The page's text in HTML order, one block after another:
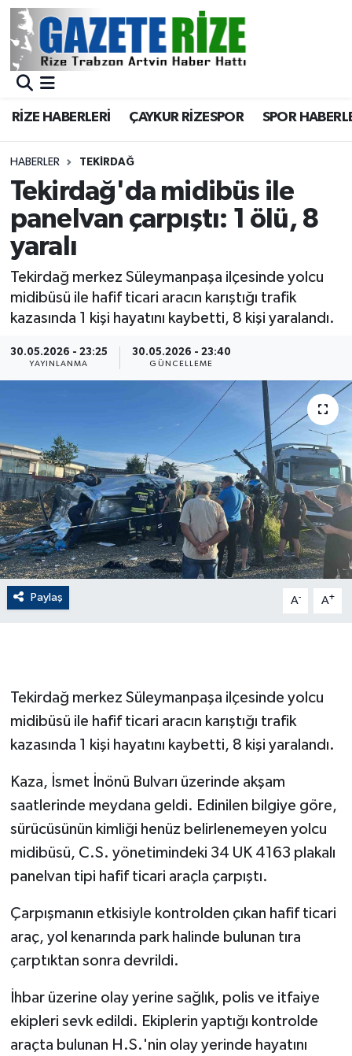
RİZE HABERLERİ ÇAYKUR RİZESPOR SPOR
HABERLER TEKIRDAĞ
Tekirdağ'da midibüs ile
panelvan çarpıştı: 1 ölü, 8
yaralı
Tekirdağ merkez Süleymanpaşa ilçesinde yolcu
midibüsü ile hafif ticari aracın karıştığı trafik
kazasında 1 kişi hayatını kaybetti, 8 kişi yaralandı.
30.05.2026 - 23:25
YAYINLANMA
30.05.2026 - 23:40
GÜNCELLEME
Paylaş A- A+
Tekirdağ merkez Süleymanpaşa ilçesinde yolcu
midibüsü ile hafif ticari aracın karıştığı trafik
kazasında 1 kişi hayatını kaybetti, 8 kişi yaralandı.
Kaza, İsmet İnönü Bulvarı üzerinde akşam
saatlerinde meydana geldi. Edinilen bilgiye göre,
sürücüsünün kimliği henüz belirlenemeyen yolcu
midibüsü, C.S. yönetimindeki 34 UK 4163 plakalı
panelvan tipi hafif ticari araçla çarpıştı.
Çarpışmanın etkisiyle kontrolden çıkan hafif ticari
araç, yol kenarında park halinde bulunan tıra
çarptıktan sonra devrildi.
İhbar üzerine olay yerine sağlık, polis ve itfaiye
ekipleri sevk edildi. Ekiplerin yaptığı kontrolde
araçta bulunan H.S.'nin olay yerinde hayatını
BÖLGEMİZ
Asayiş
Rize Jandarma Komutanlığı
Bilim Teknoloji
Advertising news
ÇEVRE
Dünya
EĞİTİM
EKONOMİ
English News
Gayrimenkul
GENEL
GÜNDEM
Güvenlik
HABERDE İNSAN
İş Dünyası
Kadın
Merkez Nöbetçi Eczaneler
Merkez Trafik Yoğunluk Haritası
Süper Lig Puan Durumu ve Fikstür
Tüm Manşetler
Haber Arşivi